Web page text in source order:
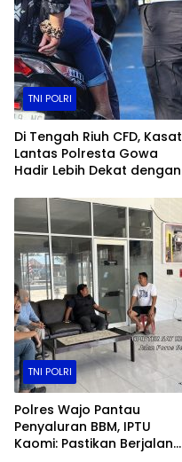
TNI POLRI
Di Tengah Riuh CFD, Kasat
Lantas Polresta Gowa
Hadir Lebih Dekat dengan
TNI POLRI
Polres Wajo Pantau
Penyaluran BBM, IPTU
Kaomi: Pastikan Berjalan